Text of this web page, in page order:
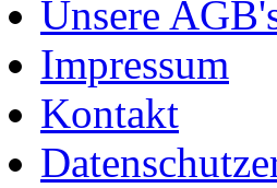
Unsere
Impressum
Kontakt